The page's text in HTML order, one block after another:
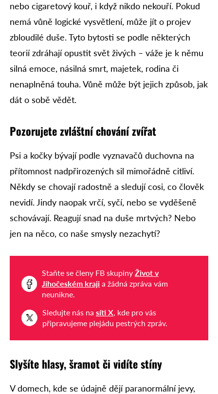
nebo cigaretový kouř, i když nikdo nekouří. Pokud
nemá vůně logické vysvětlení, může jít o projev
zbloudilé duše. Tyto bytosti se podle některých
teorií zdráhají opustit svět živých – váže je k němu
silná emoce, násilná smrt, majetek, rodina či
nenaplněná touha. Vůně může být jejich způsob, jak
dát o sobě vědět.
Pozorujete zvláštní chování zvířat
Psi a kočky bývají podle vyznavačů duchovna na
přítomnost nadpřirozených sil mimořádně citliví.
Někdy se chovají radostně a sledují cosi, co člověk
nevidí. Jindy naopak vrčí, syčí, nebo se vyděšeně
schovávají. Reagují snad na duše mrtvých? Nebo
jen na něco, co naše smysly nezachytí?
Staňte se členy FB skupiny Život v
Jihočeském kraji a žádná zpráva vám
neunikne.
Sledujte nás na síti X, kde pro vás
připravujeme plejádu pestrých zpráv.
Slyšíte hlasy, šramot či vidíte stíny
V domech, kde se údajně dějí paranormální jevy,